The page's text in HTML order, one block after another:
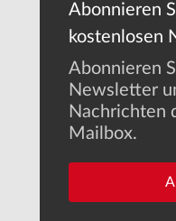
Abonnieren
kostenlosen
Abonnieren
Newsletter
Nachrichten
Mailbox.